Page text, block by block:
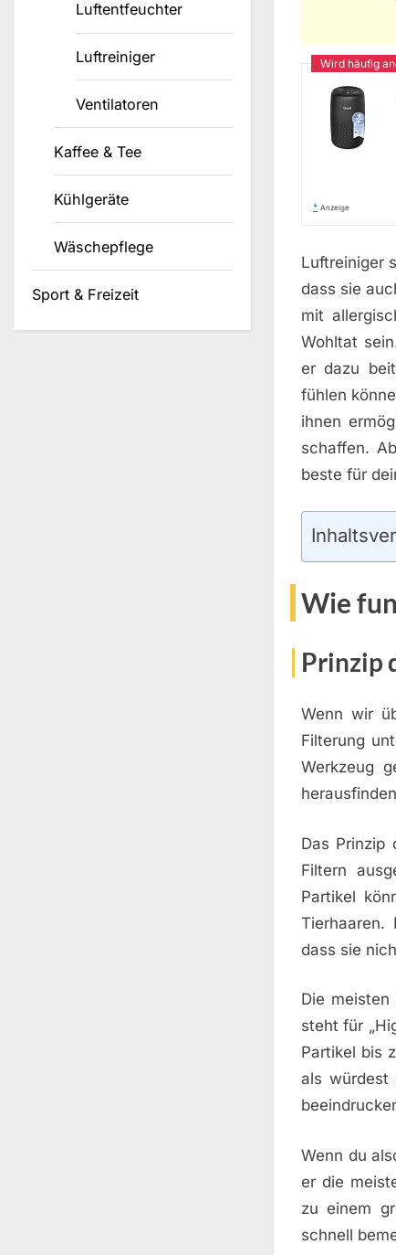
* Anzeige
Luftreiniger
dass sie
mit
Wohltat
er dazu
fühlen
ihnen
schaffen.
beste für
Wie
Prinzip
Wenn wir
Filterung
Werkzeug
Das Prinzip
Filtern
Partikel
Tierhaaren.
dass sie
Die meisten
steht für
Partikel bis
als würdest
Wenn du
er die
zu einem
schnell
Luftentfeuchter
Luftreiniger
Ventilatoren
Kaffee & Tee
Kühlgeräte
Wäschepflege
Sport & Freizeit